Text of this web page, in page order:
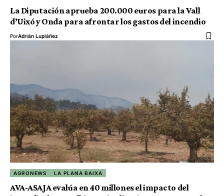
La Diputación aprueba 200.000 euros para la Vall
d’Uixó y Onda para afrontar los gastos del incendio
PorAdrián Lupiáñez
AGRONEWS LA PLANA BAIXA
AVA-ASAJA evalúa en 40 millones el impacto del